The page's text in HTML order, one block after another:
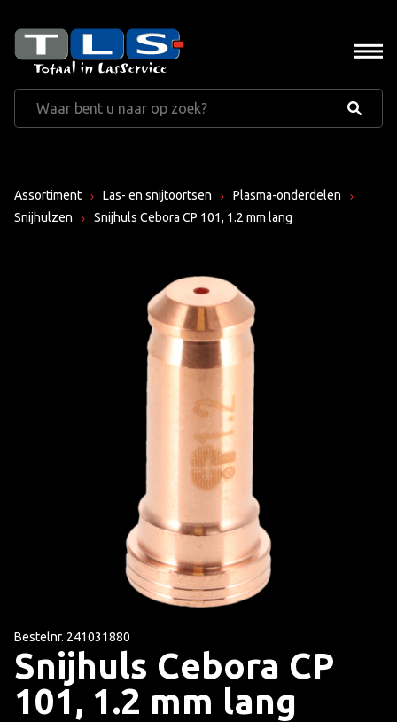
Assortiment Las- en snijtoortsen
Plasma-onderdelen
Snijhulzen
Snijhuls Cebora CP 101, 1.2 mm lang
Bestelnr. 241031880
Snijhuls Cebora CP
101, 1.2 mm lang